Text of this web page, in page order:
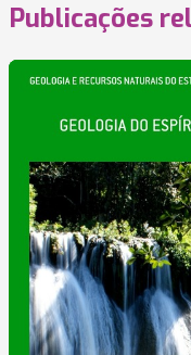
Publicações